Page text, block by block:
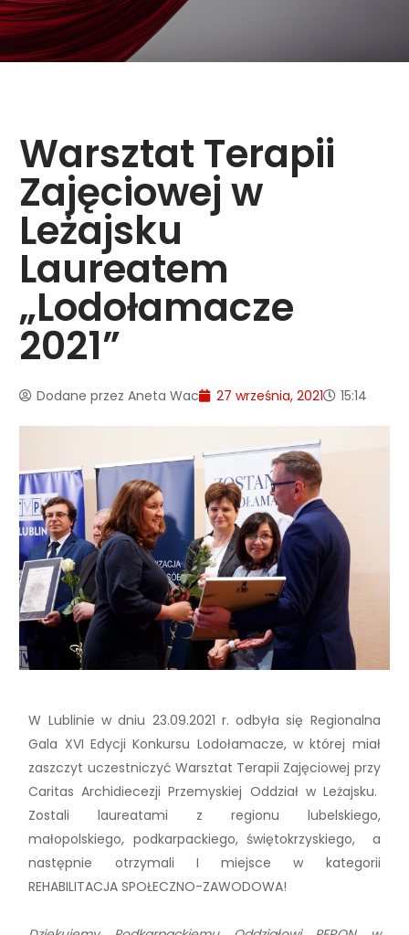
Warsztat Terapii
Zajęciowej w
Leżajsku
Laureatem
„Lodołamacze
2021”
Dodane przez Aneta Wac 27 września, 2021 15:14
W Lublinie w dniu 23.09.2021 r. odbyła się Regionalna
Gala XVI Edycji Konkursu Lodołamacze, w której miał
zaszczyt uczestniczyć Warsztat Terapii Zajęciowej przy
Caritas Archidiecezji Przemyskiej Oddział w Leżajsku.
Zostali laureatami z regionu lubelskiego,
małopolskiego, podkarpackiego, świętokrzyskiego, a
następnie otrzymali I miejsce w kategorii
REHABILITACJA SPOŁECZNO-ZAWODOWA!